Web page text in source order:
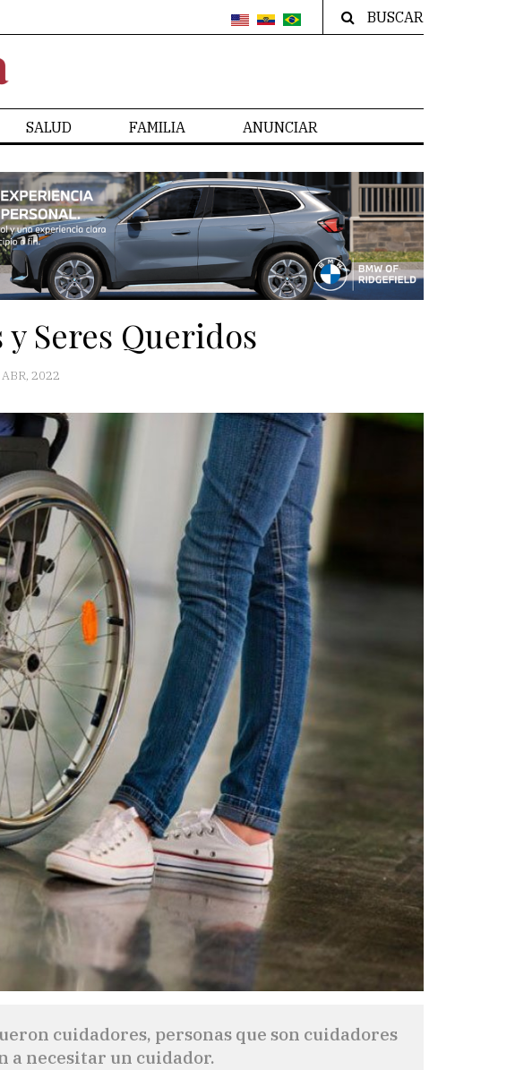
BUSCAR
SALUD FAMILIA
ANUNCIAR
Seres Queridos
2022
cuidadores, personas que son cuidadores
a necesitar un cuidador.